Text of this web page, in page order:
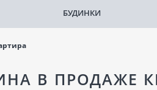
БУДИНКИ
В ПРОДАЖЕ